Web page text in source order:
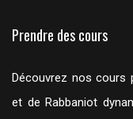
Prendre des cours
Découvrez nos cours
et de Rabbaniot